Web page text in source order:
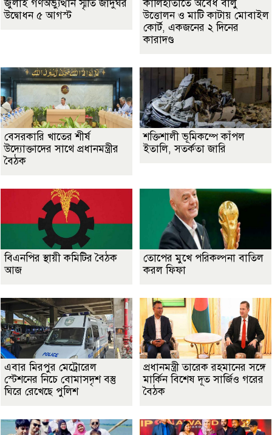
জুলাই গণঅভ্যুত্থান স্মৃতি জাদুঘর
উদ্বোধন ৫ আগস্ট
কালিহাতীতে অবৈধ বালু
উত্তোলন ও মাটি কাটায় মোবাইল
কোর্ট, একজনের ২ দিনের
কারাদণ্ড
বেসরকারি খাতের শীর্ষ
উদ্যোক্তাদের সাথে প্রধানমন্ত্রীর
বৈঠক
শক্তিশালী ভূমিকম্পে কাঁপল
ইতালি, সতর্কতা জারি
বিএনপির স্থায়ী কমিটির বৈঠক
আজ
তোপের মুখে পরিকল্পনা বাতিল
করল ফিফা
এবার মিরপুর মেট্রোরেল
স্টেশনের নিচে বোমাসদৃশ বস্তু
ঘিরে রেখেছে পুলিশ
প্রধানমন্ত্রী তারেক রহমানের সঙ্গে
মার্কিন বিশেষ দূত সার্জিও গরের
বৈঠক